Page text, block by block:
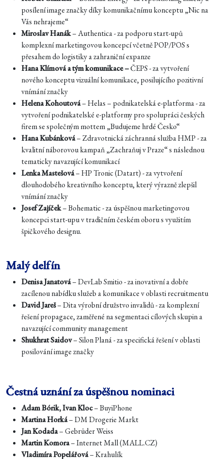
posílení image značky díky komunikačnímu konceptu „Nic na
Vás nehrajeme“
Miroslav Hanák– Authentica - za podporu start-upů
komplexní marketingovou koncepcí včetně POP/POS s
přesahem do logistiky a zahraniční expanze
Hana Klímová a tým komunikace –ČEPS - za vytvoření
nového konceptu vizuální komunikace, posilujícího pozitivní
vnímání značky
Helena Kohoutová– Helas – podnikatelská e-platforma - za
vytvoření podnikatelské e-platformy pro spolupráci českých
firem se společným mottem „Budujeme hrdé Česko“
Hana Kubánková– Zdravotnická záchranná služba HMP - za
kvalitní náborovou kampaň „Zachraňuj v Praze“ s následnou
tematicky navazující komunikací
Lenka Mastešová– HP Tronic (Datart) - za vytvoření
dlouhodobého kreativního konceptu, který výrazně zlepšil
vnímání značky
Josef Zajíček– Bohematic - za úspěšnou marketingovou
koncepci start-upu v tradičním českém oboru s využitím
špičkového designu.
Malý delfín
Denisa Janatová– DevLab Smitio - za inovativní a dobře
zacílenou nabídku služeb a komunikace v oblasti recruitmentu
David Jareš– Dita výrobní družstvo invalidů - za komplexní
řešení propagace, zaměřené na segmentaci cílových skupin a
navazující community management
Shukhrat Saidov– Silon Planá - za specifická řešení v oblasti
posilování image značky
Čestná uznání za úspěšnou nominaci
Adam Bórik, Ivan Kloc– BuyiPhone
Martina Horká– DM Drogerie Markt
Jan Kodada– Gebrüder Weiss
Martin Komora– Internet Mall (MALL.CZ)
Vladimíra Popelářová– Krahulík